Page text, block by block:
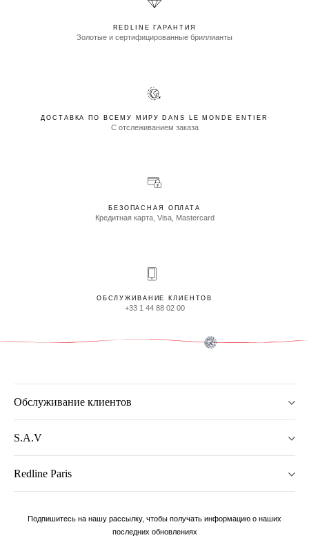
REDLINE ГАРАНТИЯ
Золотые и сертифицированные бриллианты
ДОСТАВКА ПО ВСЕМУ МИРУ DANS LE MONDE ENTIER
С отслеживанием заказа
БЕЗОПАСНАЯ ОПЛАТА
Кредитная карта, Visa, Mastercard
ОБСЛУЖИВАНИЕ КЛИЕНТОВ
+33 1 44 88 02 00
Обслуживание клиентов
S.A.V
Redline Paris
Подпишитесь на нашу рассылку, чтобы получать информацию о наших
последних обновлениях